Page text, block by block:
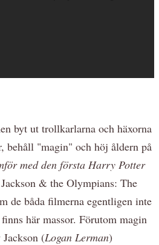
byt ut trollkarlarna och häxorna
behåll "magin" och höj åldern på
med den första Harry Potter
& the Olympians: The
de båda filmerna egentligen inte
här massor. Förutom magin
(Logan Lerman)